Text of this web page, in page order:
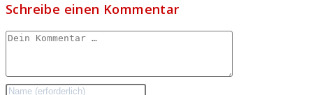
Schreibe einen Kommentar
Kommentar
Gib